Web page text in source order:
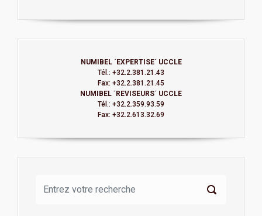
NUMIBEL ´EXPERTISE´ UCCLE
Tél.: +32.2.381.21.43
Fax: +32.2.381.21.45
NUMIBEL ´REVISEURS´ UCCLE
Tél.: +32.2.359.93.59
Fax: +32.2.613.32.69